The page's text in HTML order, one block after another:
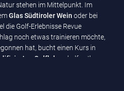
stehen im Mittelpunkt. Im
Glas Südtiroler Wein oder bei
die Golf-Erlebnisse Revue
noch etwas trainieren möchte,
hat, bucht einen Kurs in
Golflehrer
helfen Ihnen
die richtige Haltung zu finden